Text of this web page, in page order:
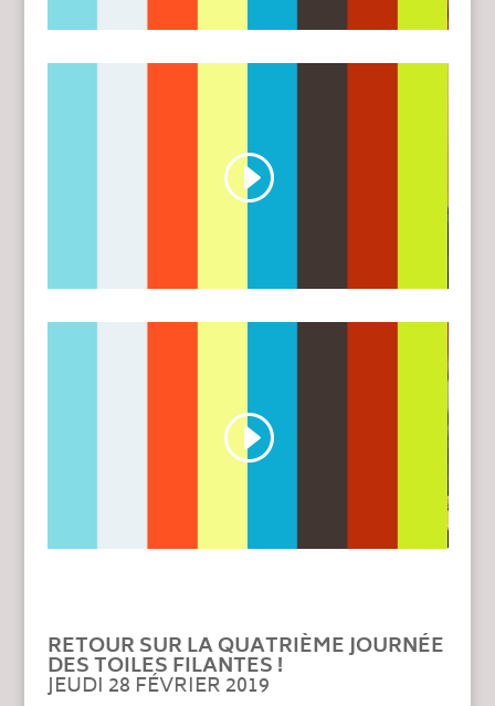
RETOUR SUR LA QUATRIÈME JOURNÉE
DES TOILES FILANTES !
JEUDI 28 FÉVRIER 2019